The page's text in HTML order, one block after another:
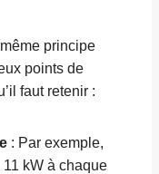
principe
points de
faut retenir :
: Par exemple,
kW à chaque